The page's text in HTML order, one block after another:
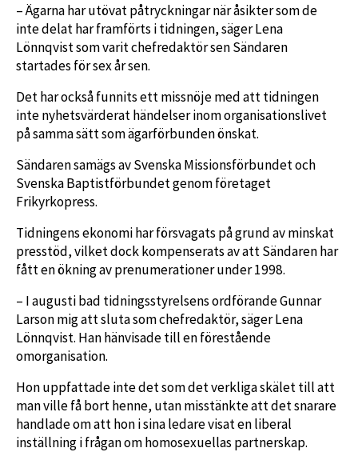
– Ägarna har utövat påtryckningar när åsikter som de
inte delat har framförts i tidningen, säger Lena
Lönnqvist som varit chefredaktör sen Sändaren
startades för sex år sen.
Det har också funnits ett missnöje med att tidningen
inte nyhetsvärderat händelser inom organisationslivet
på samma sätt som ägarförbunden önskat.
Sändaren samägs av Svenska Missionsförbundet och
Svenska Baptistförbundet genom företaget
Frikyrkopress.
Tidningens ekonomi har försvagats på grund av minskat
presstöd, vilket dock kompenserats av att Sändaren har
fått en ökning av prenumerationer under 1998.
– I augusti bad tidningsstyrelsens ordförande Gunnar
Larson mig att sluta som chefredaktör, säger Lena
Lönnqvist. Han hänvisade till en förestående
omorganisation.
Hon uppfattade inte det som det verkliga skälet till att
man ville få bort henne, utan misstänkte att det snarare
handlade om att hon i sina ledare visat en liberal
inställning i frågan om homosexuellas partnerskap.